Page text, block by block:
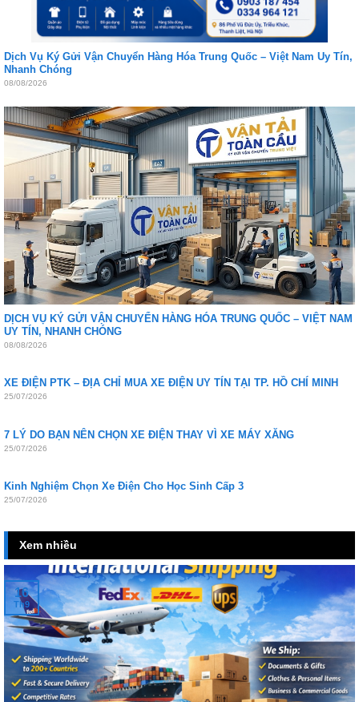
Dịch Vụ Ký Gửi Vận Chuyển Hàng Hóa Trung Quốc – Việt Nam Uy Tín,
Nhanh Chóng
08/08/2026
DỊCH VỤ KÝ GỬI VẬN CHUYỂN HÀNG HÓA TRUNG QUỐC – VIỆT NAM
UY TÍN, NHANH CHÓNG
08/08/2026
XE ĐIỆN PTK – ĐỊA CHỈ MUA XE ĐIỆN UY TÍN TẠI TP. HỒ CHÍ MINH
25/07/2026
7 LÝ DO BẠN NÊN CHỌN XE ĐIỆN THAY VÌ XE MÁY XĂNG
25/07/2026
Kinh Nghiệm Chọn Xe Điện Cho Học Sinh Cấp 3
25/07/2026
Xem nhiều
16
Th9